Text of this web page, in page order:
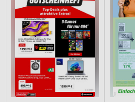
Funktional
Werbung